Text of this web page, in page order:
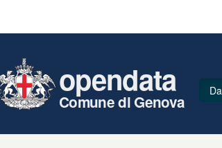
opendata
Comune di Genova